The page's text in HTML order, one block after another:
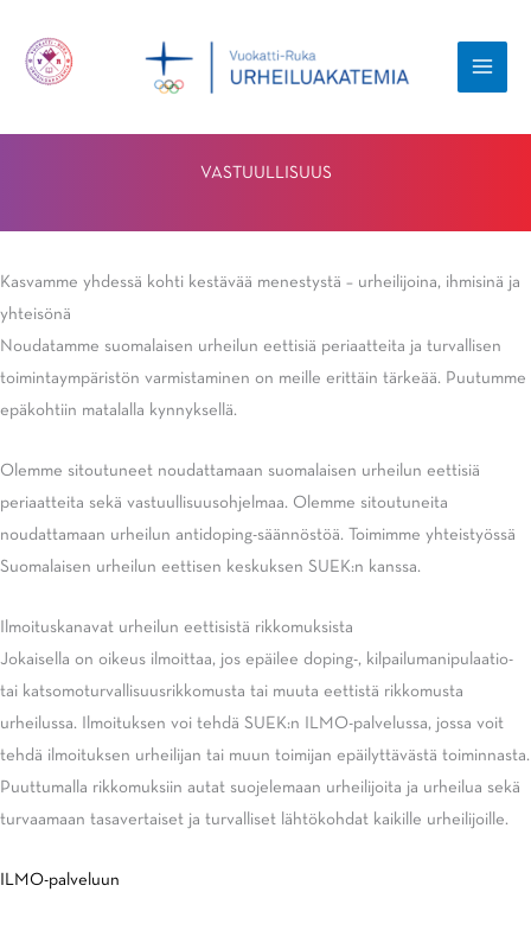
sisältöön
VASTUULLISUUS
Kasvamme yhdessä kohti kestävää menestystä – urheilijoina, ihmisinä ja
yhteisönä
Noudatamme suomalaisen urheilun eettisiä periaatteita ja turvallisen
toimintaympäristön varmistaminen on meille erittäin tärkeää. Puutumme
epäkohtiin matalalla kynnyksellä.
Olemme sitoutuneet noudattamaan suomalaisen urheilun eettisiä
periaatteita sekä vastuullisuusohjelmaa. Olemme sitoutuneita
noudattamaan urheilun antidoping-säännöstöä. Toimimme yhteistyössä
Suomalaisen urheilun eettisen keskuksen SUEK:n kanssa.
Ilmoituskanavat urheilun eettisistä rikkomuksista
Jokaisella on oikeus ilmoittaa, jos epäilee doping-, kilpailumanipulaatio-
tai katsomoturvallisuusrikkomusta tai muuta eettistä rikkomusta
urheilussa. Ilmoituksen voi tehdä SUEK:n ILMO-palvelussa, jossa voit
tehdä ilmoituksen urheilijan tai muun toimijan epäilyttävästä toiminnasta.
Puuttumalla rikkomuksiin autat suojelemaan urheilijoita ja urheilua sekä
turvaamaan tasavertaiset ja turvalliset lähtökohdat kaikille urheilijoille.
ILMO-palveluun